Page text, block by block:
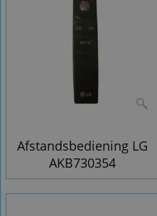
Afstandsbediening LG
AKB730354